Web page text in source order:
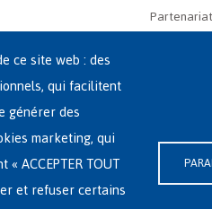
Déclaration relative aux cookies
ce site web : des
qui facilitent
générer des
marketing, qui
ACCEPTER TOUT
et refuser certains